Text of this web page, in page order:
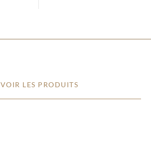
VOIR LES PRODUITS